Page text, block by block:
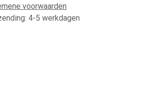
voorwaarden
4-5 werkdagen